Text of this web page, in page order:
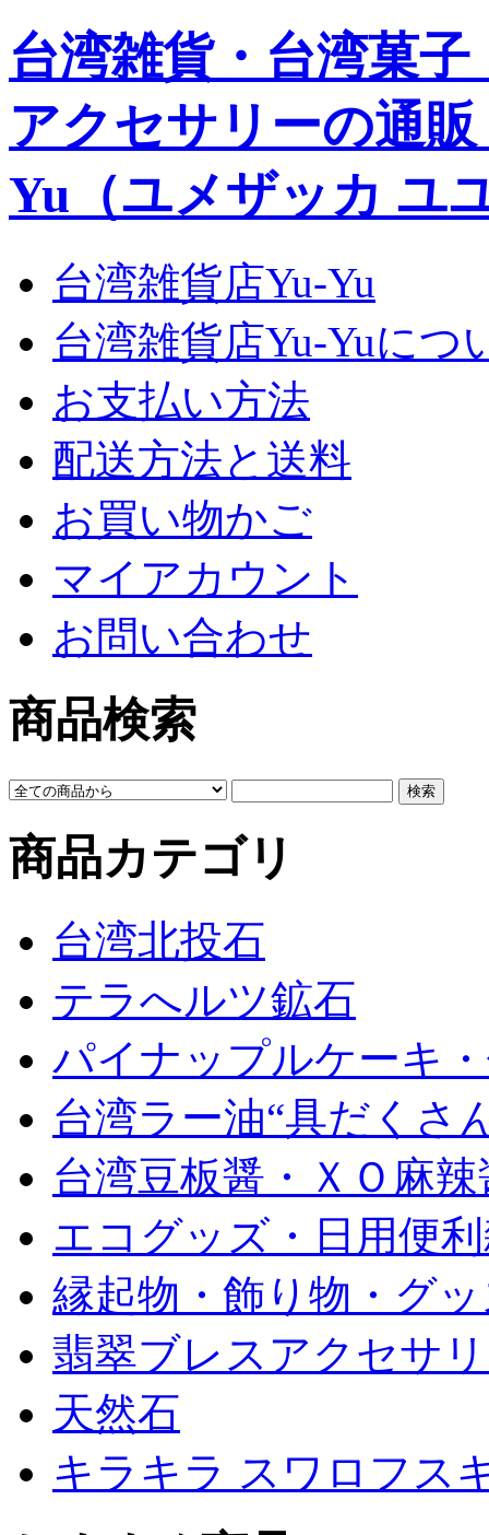
台湾雑貨・台湾菓
アクセサリーの通
Yu（ユメザッカ ユ
台湾雑貨店Yu-Yu
台湾雑貨店Yu-Yuにつ
お支払い方法
配送方法と送料
お買い物かご
マイアカウント
お問い合わせ
商品検索
商品カテゴリ
台湾北投石
テラへルツ鉱石
パイナップルケーキ
台湾ラー油“具だくさ
台湾豆板醤・ＸＯ麻辣
エコグッズ・日用便
縁起物・飾り物・グ
翡翠ブレスアクセサ
天然石
キラキラ スワロフス